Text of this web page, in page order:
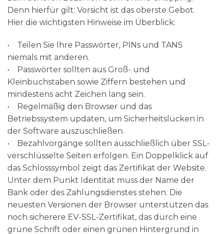
Denn hierfür gilt: Vorsicht ist das oberste Gebot.
Hier die wichtigsten Hinweise im Überblick:
• Teilen Sie Ihre Passwörter, PINs und TANS
niemals mit anderen.
• Passwörter sollten aus Groß- und
Kleinbuchstaben sowie Ziffern bestehen und
mindestens acht Zeichen lang sein.
• Regelmäßig den Browser und das
Betriebssystem updaten, um Sicherheitslücken in
der Software auszuschließen.
• Bezahlvorgänge sollten ausschließlich über SSL-
verschlüsselte Seiten erfolgen. Ein Doppelklick auf
das Schlosssymbol zeigt das Zertifikat der Website.
Unter dem Punkt Identität muss der Name der
Bank oder des Zahlungsdienstes stehen. Die
neuesten Versionen der Browser unterstützen das
noch sicherere EV-SSL-Zertifikat, das durch eine
grüne Schrift oder einen grünen Hintergrund in